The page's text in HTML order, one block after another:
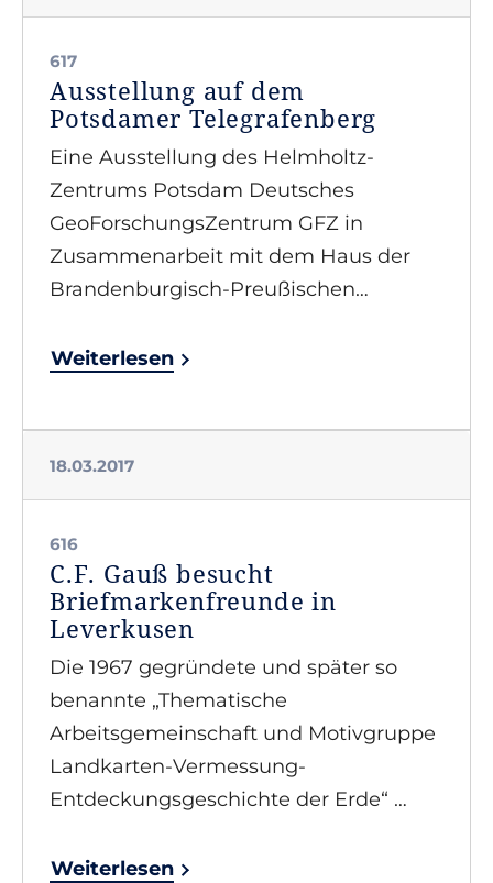
617
Ausstellung auf dem
Potsdamer Telegrafenberg
Eine Ausstellung des Helmholtz-
Zentrums Potsdam Deutsches
GeoForschungsZentrum GFZ in
Zusammenarbeit mit dem Haus der
Brandenburgisch-Preußischen…
Weiterlesen
18.03.2017
616
C.F. Gauß besucht
Briefmarkenfreunde in
Leverkusen
Die 1967 gegründete und später so
benannte „Thematische
Arbeitsgemeinschaft und Motivgruppe
Landkarten-Vermessung-
Entdeckungsgeschichte der Erde“ …
Weiterlesen